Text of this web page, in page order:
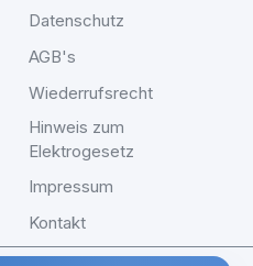
Datenschutz
AGB's
Wiederrufsrecht
Hinweis zum
Elektrogesetz
Impressum
Kontakt